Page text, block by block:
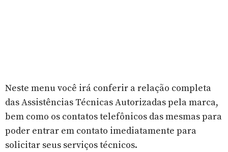
Neste menu você irá conferir a relação completa
das Assistências Técnicas Autorizadas pela marca,
bem como os contatos telefônicos das mesmas para
poder entrar em contato imediatamente para
solicitar seus serviços técnicos.